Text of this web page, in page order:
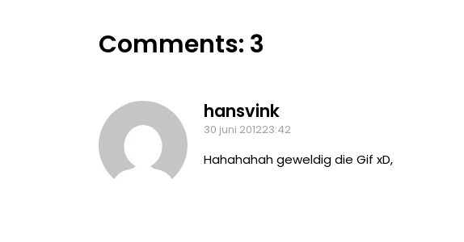
Comments: 3
hansvink
30 juni 201223:42
Hahahahah geweldig die Gif xD,